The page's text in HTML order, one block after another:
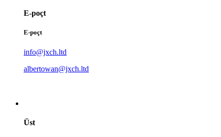
E-poçt
E-poçt
info@jxch.ltd
albertowan@jxch.ltd
Üst